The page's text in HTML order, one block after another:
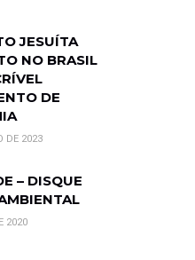
JESUÍTA
NO BRASIL
DE
DE 2023
– DISQUE
2020